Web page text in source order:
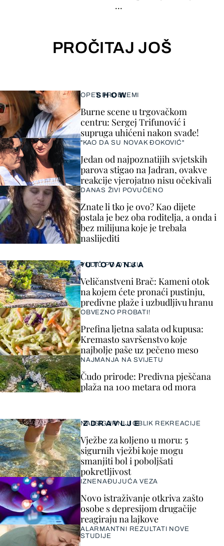
...
PROČITAJ JOŠ
SHOW
OPET PROBLEMI
Burne scene u trgovačkom
centru: Sergej Trifunović i
supruga uhićeni nakon svađe!
"KAO DA SU NOVAK ĐOKOVIĆ"
Jedan od najpoznatijih svjetskih
parova stigao na Jadran, ovakve
reakcije vjerojatno nisu očekivali
DANAS ŽIVI POVUČENO
Znate li tko je ovo? Kao dijete
ostala je bez oba roditelja, a onda i
bez milijuna koje je trebala
naslijediti
ZDRAVLJE
NAJSIGURNIJI OBLIK REKREACIJE
Vježbe za koljeno u moru: 5
sigurnih vježbi koje mogu
smanjiti bol i poboljšati
pokretljivost
IZNENAĐUJUĆA VEZA
Novo istraživanje otkriva zašto
osobe s depresijom drugačije
reagiraju na lajkove
ALARMANTNI REZULTATI NOVE
STUDIJE
PUTOVANJA
VODIČ PO OTOKU
Veličanstveni Brač: Kameni otok
na kojem ćete pronaći pustinju,
predivne plaže i uzbudljivu hranu
OBVEZNO PROBATI!
Prefina ljetna salata od kupusa:
Kremasto savršenstvo koje
najbolje paše uz pečeno meso
NAJMANJA NA SVIJETU
Čudo prirode: Predivna pješčana
plaža na 100 metara od mora